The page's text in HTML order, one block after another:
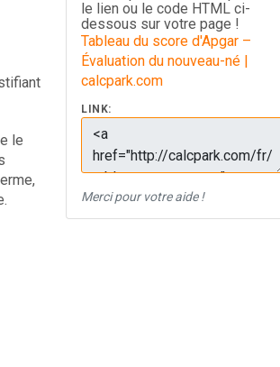
le
le lien ou le code HTML ci-
dessous sur votre page !
Tableau du score d'Apgar –
Évaluation du nouveau-né |
calcpark.com
LINK:
Merci pour votre aide !